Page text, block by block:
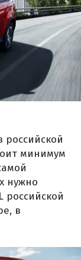
минимум
нужно
российской
в